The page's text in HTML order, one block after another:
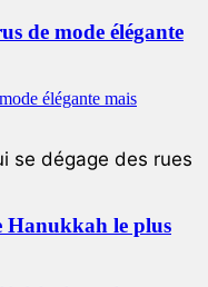
de mode élégante
se dégage des rues
Hanukkah le plus